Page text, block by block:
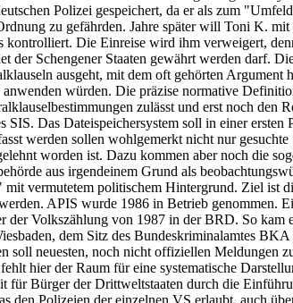
Polizei gespeichert, da er als zum
zu gefährden. Jahre später will Toni K.
kontrolliert. Die Einreise wird ihm verweigert,
der Schengener Staaten gewährt werden darf.
ausgeht, mit dem oft gehörten Argument
würden. Die präzise normative
zulässt und erst noch den
SIS. Das Dateispeichersystem soll in einer
werden sollen wohlgemerkt nicht nur
worden ist. Dazu kommen aber noch die
aus irgendeinem Grund als
vermutetem politischem Hintergrund. Ziel ist
APIS wurde 1986 in Betrieb genommen.
der Volkszählung von 1987 in der BRD. So kam
dem Sitz des Bundeskriminalamtes
soll neuesten, noch nicht offiziellen Meldungen
hier der Raum für eine systematische
für Bürger der Drittweltstaaten durch die
den Polizeien der einzelnen VS erlaubt, auch